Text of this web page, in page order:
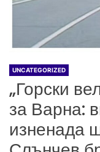
UNCATEGORIZED
„Горски
за Варна:
изненада